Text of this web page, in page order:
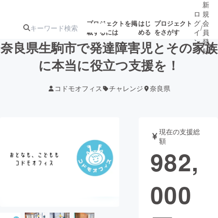
プロジェクトを掲
載するには
はじ
める
プロジェクト
をさがす
ターン
ジェクト
募集終了が近いプ
ロジェクト
音楽
テクノロジー・ガジェット ゲーム・サ
ロ
グ
イ
ン
/
新
規
会
員
登
録
奈良県生駒市で発達障害児とその家族
に本当に役立つ支援を！
コドモオフィス チャレンジ 奈良県
現在の支援総
額
982,
000